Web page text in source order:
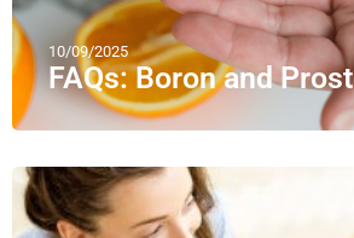
10/09/2025
FAQs: Boron and